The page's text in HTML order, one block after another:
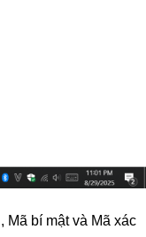
Mã bí mật và Mã xác